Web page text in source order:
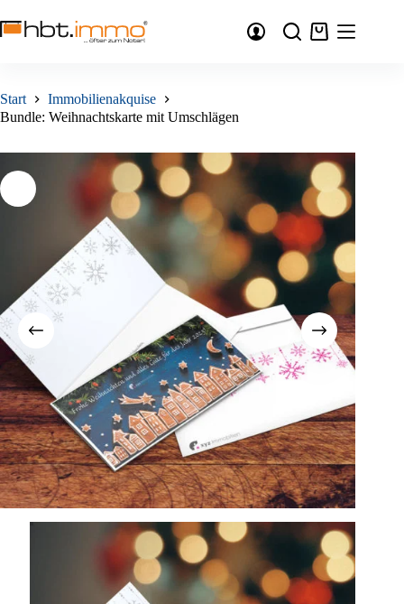
Inhalt
springen
Warenkorb
Start
Immobilienakquise
Bundle: Weihnachtskarte mit Umschlägen